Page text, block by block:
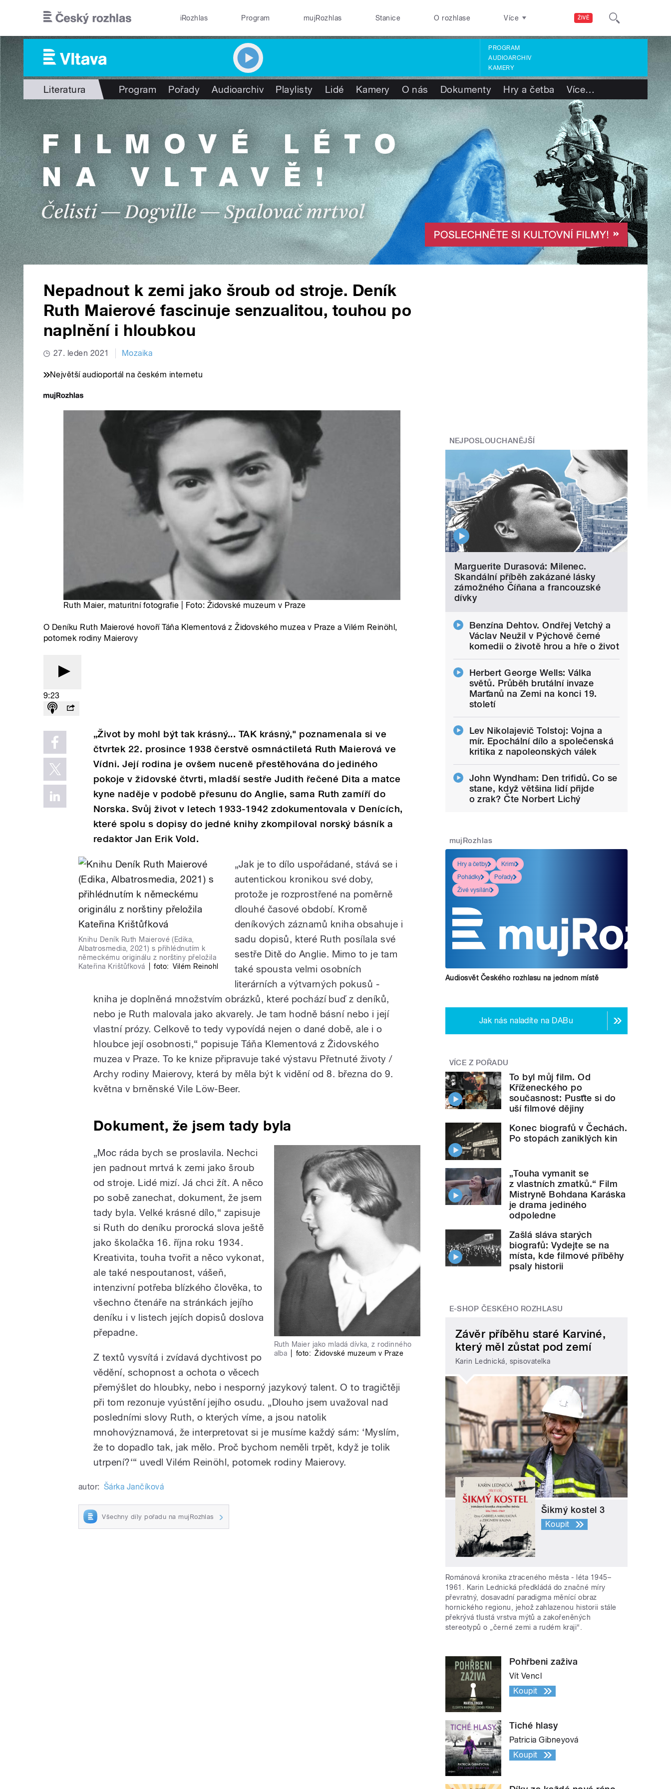
ŽIVĚ
iRozhlas Program mujRozhlas Stanice O rozhlase Více
PROGRAM
AUDIOARCHIV
KAMERY
Literatura Program Pořady Audioarchiv Playlisty Lidé Kamery O nás Dokumenty Hry a četba Více…
Nepadnout k zemi jako šroub od stroje. Deník
Ruth Maierové fascinuje senzualitou, touhou po
naplnění i hloubkou
27. leden 2021 Mozaika
Největší audioportál na českém internetu
Ruth Maier, maturitní fotografie | Foto: Židovské muzeum v Praze
O Deníku Ruth Maierové hovoří Táňa Klementová z Židovského muzea v Praze a Vilém Reinöhl,
potomek rodiny Maierovy
9:23
„Život by mohl být tak krásný... TAK krásný," poznamenala si ve
čtvrtek 22. prosince 1938 čerstvě osmnáctiletá Ruth Maierová ve
Vídni. Její rodina je ovšem nuceně přestěhována do jediného
pokoje v židovské čtvrti, mladší sestře Judith řečené Dita a matce
kyne naděje v podobě přesunu do Anglie, sama Ruth zamíří do
Norska. Svůj život v letech 1933-1942 zdokumentovala v Denících,
které spolu s dopisy do jedné knihy zkompiloval norský básník a
redaktor Jan Erik Vold.
Knihu Deník Ruth Maierové (Edika,
Albatrosmedia, 2021) s přihlédnutím k
německému originálu z norštiny přeložila
Kateřina Krištůfková
foto: Vilém Reinohl
„Jak je to dílo uspořádané, stává se i
autentickou kronikou své doby,
protože je rozprostřené na poměrně
dlouhé časové období. Kromě
deníkových záznamů kniha obsahuje i
sadu dopisů, které Ruth posílala své
sestře Ditě do Anglie. Mimo to je tam
také spousta velmi osobních
literárních a výtvarných pokusů ‒
kniha je doplněná množstvím obrázků, které pochází buď z deníků,
nebo je Ruth malovala jako akvarely. Je tam hodně básní nebo i její
vlastní prózy. Celkově to tedy vypovídá nejen o dané době, ale i o
hloubce její osobnosti,“ popisuje Táňa Klementová z Židovského
muzea v Praze. To ke knize připravuje také výstavu Přetnuté životy /
Archy rodiny Maierovy, která by měla být k vidění od 8. března do 9.
května v brněnské Vile Löw-Beer.
Dokument, že jsem tady byla
Ruth Maier jako mladá dívka, z rodinného
alba
foto: Židovské muzeum v Praze
„Moc ráda bych se proslavila. Nechci
jen padnout mrtvá k zemi jako šroub
od stroje. Lidé mizí. Já chci žít. A něco
po sobě zanechat, dokument, že jsem
tady byla. Velké krásné dílo,“ zapisuje
si Ruth do deníku prorocká slova ještě
jako školačka 16. října roku 1934.
Kreativita, touha tvořit a něco vykonat,
ale také nespoutanost, vášeň,
intenzivní potřeba blízkého člověka, to
všechno čtenáře na stránkách jejího
deníku i v listech jejích dopisů doslova
přepadne.
Z textů vysvítá i zvídavá dychtivost po
vědění, schopnost a ochota o věcech
přemýšlet do hloubky, nebo i nesporný jazykový talent. O to tragičtěji
při tom rezonuje vyústění jejího osudu. „Dlouho jsem uvažoval nad
posledními slovy Ruth, o kterých víme, a jsou natolik
mnohovýznamová, že interpretovat si je musíme každý sám: ‘Myslím,
že to dopadlo tak, jak mělo. Proč bychom neměli trpět, když je tolik
utrpení?‘“ uvedl Vilém Reinöhl, potomek rodiny Maierovy.
autor: Šárka Jančíková
Všechny díly pořadu na mujRozhlas
NEJPOSLOUCHANĚJŠÍ
Marguerite Durasová: Milenec.
Skandální příběh zakázané lásky
zámožného Číňana a francouzské
dívky
Benzína Dehtov. Ondřej Vetchý a
Václav Neužil v Pýchově černé
komedii o životě hrou a hře o život
Herbert George Wells: Válka
světů. Průběh brutální invaze
Marťanů na Zemi na konci 19.
století
Lev Nikolajevič Tolstoj: Vojna a
mír. Epochální dílo a společenská
kritika z napoleonských válek
John Wyndham: Den trifidů. Co se
stane, když většina lidí přijde
o zrak? Čte Norbert Lichý
mujRozhlas
Hry a četby
Krimi
Pohádky
Pořady
Živé vysílání
Audiosvět Českého rozhlasu na jednom místě
Jak nás naladíte na DABu
VÍCE Z POŘADU
To byl můj film. Od
Kříženeckého po
současnost: Pusťte si do
uší filmové dějiny
Konec biografů v Čechách.
Po stopách zaniklých kin
„Touha vymanit se
z vlastních zmatků.“ Film
Mistryně Bohdana Karáska
je drama jediného
odpoledne
Zašlá sláva starých
biografů: Vydejte se na
místa, kde filmové příběhy
psaly historii
E-SHOP ČESKÉHO ROZHLASU
Závěr příběhu staré Karviné,
který měl zůstat pod zemí
Karin Lednická, spisovatelka
Šikmý kostel 3
Koupit
Románová kronika ztraceného města - léta 1945–
1961. Karin Lednická předkládá do značné míry
převratný, dosavadní paradigma měnící obraz
hornického regionu, jehož zahlazenou historii stále
překrývá tlustá vrstva mýtů a zakořeněných
stereotypů o „černé zemi a rudém kraji“.
Pohřbeni zaživa
Vít Vencl
Koupit
Tiché hlasy
Patricia Gibneyová
Koupit